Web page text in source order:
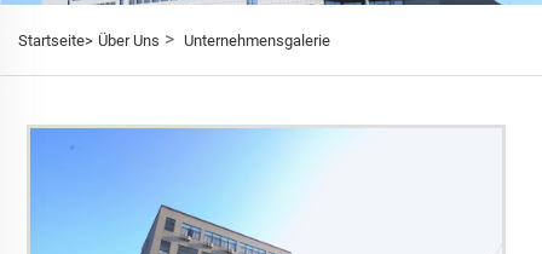
Startseite> Über Uns > Unternehmensgalerie